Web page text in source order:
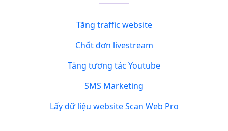
Tăng traffic website
Chốt đơn livestream
Tăng tương tác Youtube
SMS Marketing
Lấy dữ liệu website Scan Web Pro